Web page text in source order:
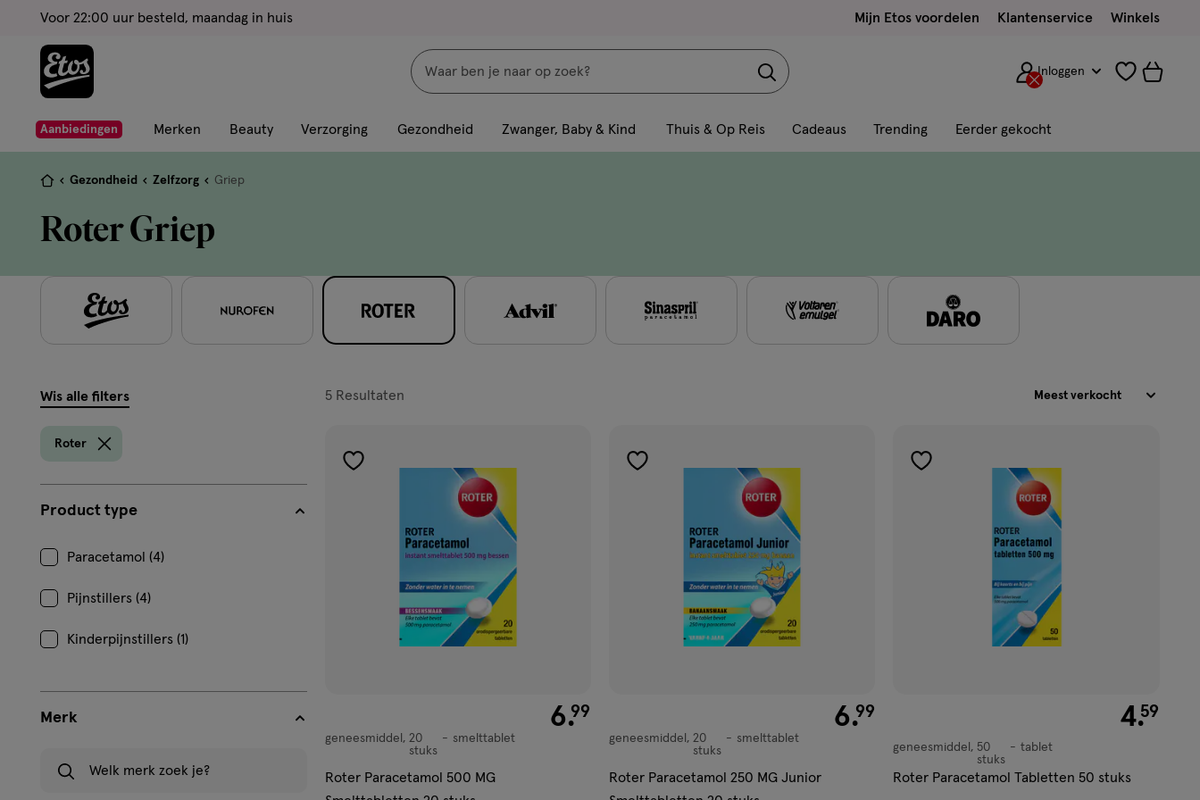
ga
de
hoofd
ga
naar
de
ga
naar
footer
Voor 22:00 uur besteld, maandag in huis Mijn Etos voordelen Klantenservice Winkels
Zoeken
met
dit
geavanceerde
zoekopties
Inloggen
Aanbiedingen Merken Beauty Verzorging Gezondheid Zwanger, Baby & Kind Thuis & Op Reis Cadeaus Trending Eerder gekocht
Je
hier:
Gezondheid Zelfzorg Griep
Roter Griep
filters
Wis alle filters
Roter
Product type
Paracetamol (4)
Pijnstillers (4)
Kinderpijnstillers (1)
Merk
5Resultaten
producten
toevoegen
€ 6.99
6.99
geneesmiddel,
geneesmiddel
20
stuks
smelttablet
Roter Paracetamol 500 MG
toevoegen
€ 6.99
6.99
geneesmiddel,
geneesmiddel
20
stuks
smelttablet
Roter Paracetamol 250 MG Junior
toevoegen
€ 4.59
4.59
geneesmiddel,
tablet
geneesmiddel
50
stuks
tablet
Roter Paracetamol Tabletten 50 stuks